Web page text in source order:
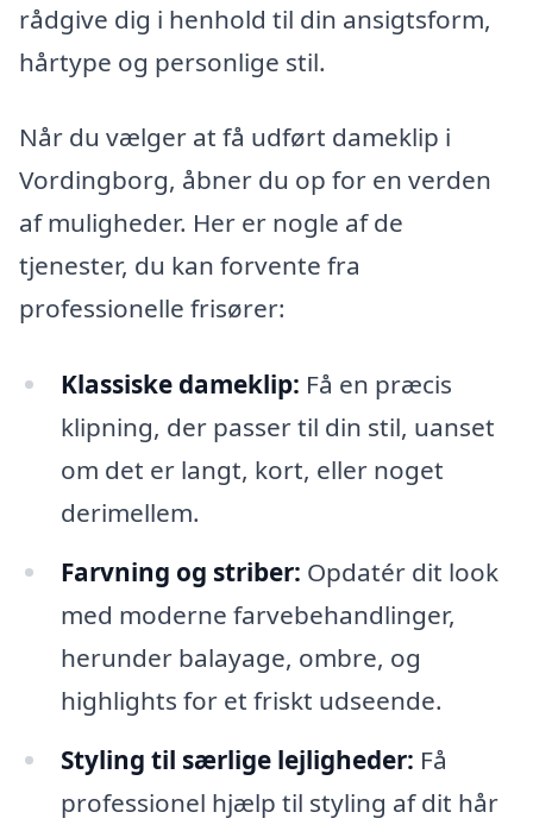
rådgive dig i henhold til din ansigtsform,
hårtype og personlige stil.
Når du vælger at få udført dameklip i
Vordingborg, åbner du op for en verden
af muligheder. Her er nogle af de
tjenester, du kan forvente fra
professionelle frisører:
Klassiske dameklip: Få en præcis
klipning, der passer til din stil, uanset
om det er langt, kort, eller noget
derimellem.
Farvning og striber: Opdatér dit look
med moderne farvebehandlinger,
herunder balayage, ombre, og
highlights for et friskt udseende.
Styling til særlige lejligheder: Få
professionel hjælp til styling af dit hår